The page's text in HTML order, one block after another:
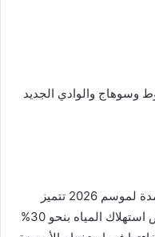
وسوهاج والوادي الجديد
وأشارت الوزارة إلى أن الأصناف المعتمدة لموسم 2026 تتميز
بكونها مبكرة النضج، بما يسهم في خفض استهلاك المياه بنحو 30%